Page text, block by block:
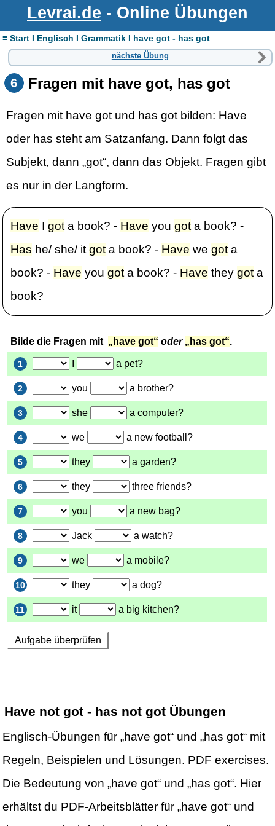
Levrai.de - Online Übungen
≡ Start I Englisch I Grammatik I have got - has got
nächste Übung
6 Fragen mit have got, has got
Fragen mit have got und has got bilden: Have
oder has steht am Satzanfang. Dann folgt das
Subjekt, dann „got“, dann das Objekt. Fragen gibt
es nur in der Langform.
Have Igota book? - Have yougota book? -
Has he/ she/ itgota book? - Have wegota
book? - Have yougota book? - Have theygota
book?
Have not got - has not got Übungen
Englisch-Übungen für „have got“ und „has got“ mit
Regeln, Beispielen und Lösungen. PDF exercises.
Die Bedeutung von „have got“ und „has got“. Hier
erhältst du PDF-Arbeitsblätter für „have got“ und